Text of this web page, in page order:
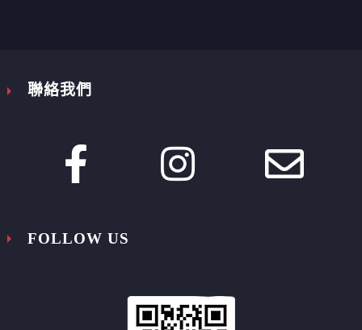

 聯絡我們

 
 


 FOLLOW US